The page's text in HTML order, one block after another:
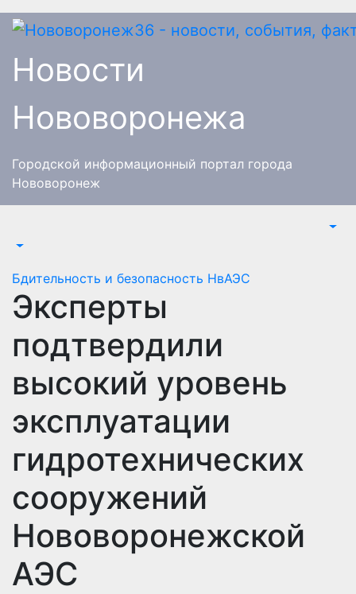
Перейти
Новости
Нововоронежа
Городской информационный портал города
Нововоронеж
Бдительность и безопасность НвАЭС
Эксперты
подтвердили
высокий уровень
эксплуатации
гидротехнических
сооружений
Нововоронежской
АЭС